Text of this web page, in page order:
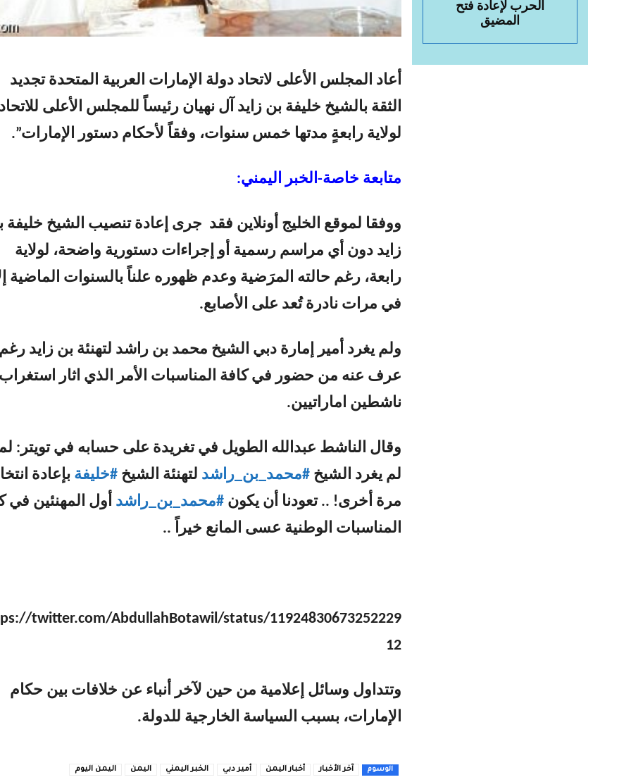
الحرب لإعادة فتح
المضيق
أعاد المجلس الأعلى لاتحاد دولة الإمارات العربية المتحدة تجديد
الثقة بالشيخ خليفة بن زايد آل نهيان رئيساً للمجلس الأعلى
لولاية رابعةٍ مدتها خمس سنوات، وفقاً لأحكام دستور الإمارات”.
متابعة خاصة-الخبر اليمني:
ووفقا لموقع الخليج أونلاين فقد جرى إعادة تنصيب الشيخ خليفة
زايد دون أي مراسم رسمية أو إجراءات دستورية واضحة، لولاية
رابعة، رغم حالته المرَضية وعدم ظهوره علناً بالسنوات الماضية
في مرات نادرة تُعد على الأصابع.
ولم يغرد أمير إمارة دبي الشيخ محمد بن راشد لتهنئة بن زايد
عرف عنه من حضور في كافة المناسبات الأمر الذي اثار
ناشطين اماراتيين.
وقال الناشط عبدالله الطويل في تغريدة على حسابه في تويتر:
لم يغرد الشيخ #محمد_بن_راشد لتهنئة الشيخ #خليفة بإعادة
مرة أخرى! .. تعودنا أن يكون #محمد_بن_راشد أول المهنئين في
المناسبات الوطنية عسى المانع خيراً ..
twitter.com/AbdullahBotawil/status/11924830673252229
12
وتتداول وسائل إعلامية من حين لآخر أنباء عن خلافات بين حكام
الإمارات، بسبب السياسة الخارجية للدولة.
الوسوم آخر الأخبار أخبار اليمن أمير دبي الخبر اليمني اليمن اليمن اليوم